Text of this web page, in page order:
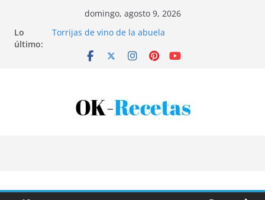
contenido
domingo, agosto 9, 2026
Lo
último:
Torrijas de vino de la abuela
Bandeja de pescaíto frito